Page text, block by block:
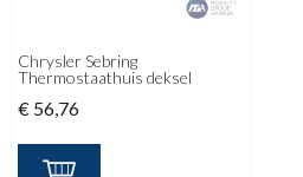
Chrysler Sebring
Thermostaathuis deksel
€ 56,76